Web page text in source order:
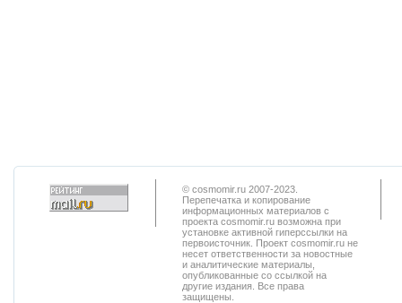
© cosmomir.ru 2007-2023.
Перепечатка и копирование
информационных материалов с
проекта cosmomir.ru возможна при
установке активной гиперссылки на
первоисточник. Проект cosmomir.ru не
несет ответственности за новостные
и аналитические материалы,
опубликованные со ссылкой на
другие издания. Все права
защищены.